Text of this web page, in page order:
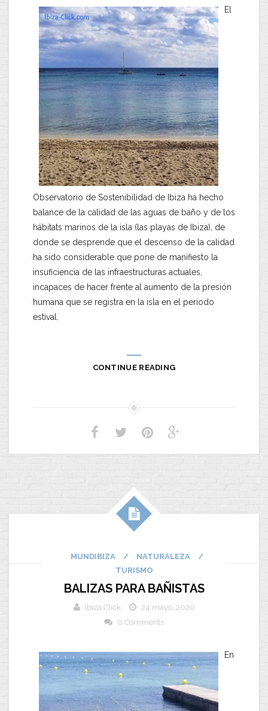
El
Observatorio de Sostenibilidad de Ibiza ha hecho
balance de la calidad de las aguas de baño y de los
hábitats marinos de la isla (las playas de Ibiza), de
donde se desprende que el descenso de la calidad
ha sido considerable que pone de manifiesto la
insuficiencia de las infraestructuras actuales,
incapaces de hacer frente al aumento de la presión
humana que se registra en la isla en el periodo
estival.
CONTINUE READING
MUNDIBIZA / NATURALEZA
/
TURISMO
BALIZAS PARA BAÑISTAS
Ibiza Click
24 mayo, 2020
0 Comments
En